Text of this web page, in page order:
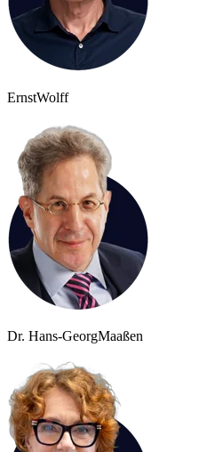
ErnstWolff
Dr. Hans-GeorgMaaßen